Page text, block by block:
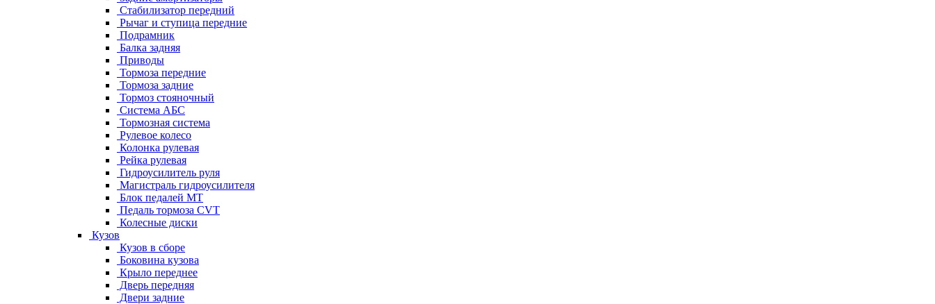
Стабилизатор передний
Рычаг и ступица передние
Подрамник
Балка задняя
Приводы
Тормоза передние
Тормоза задние
Тормоз стояночный
Система АБС
Тормозная система
Рулевое колесо
Колонка рулевая
Рейка рулевая
Гидроусилитель руля
Магистраль гидроусилителя
Блок педалей МТ
Педаль тормоза CVT
Колесные диски
Кузов
Кузов в сборе
Боковина кузова
Крыло переднее
Дверь передняя
Двери задние